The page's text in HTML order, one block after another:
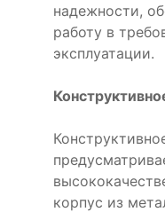
надежности,
работу в
эксплуатации.
корпус из